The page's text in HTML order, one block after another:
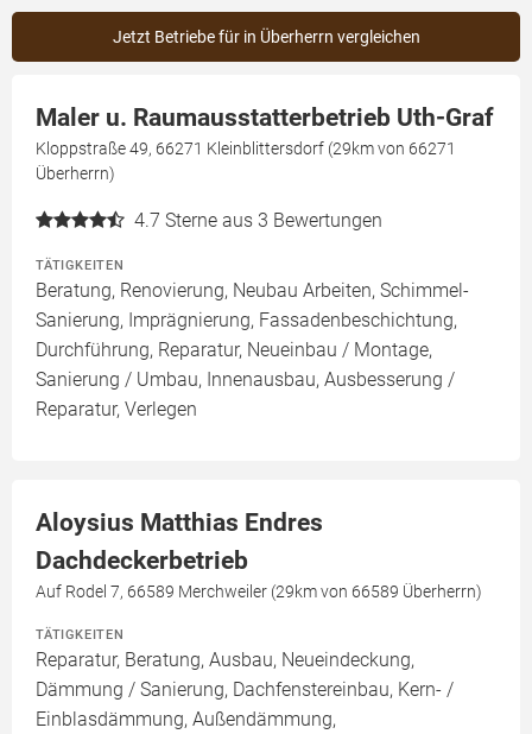
Jetzt Betriebe für in Überherrn vergleichen
Maler u. Raumausstatterbetrieb Uth-Graf
Kloppstraße 49, 66271 Kleinblittersdorf (29km von 66271
Überherrn)
4.7 Sterne aus 3 Bewertungen
TÄTIGKEITEN
Beratung, Renovierung, Neubau Arbeiten, Schimmel-
Sanierung, Imprägnierung, Fassadenbeschichtung,
Durchführung, Reparatur, Neueinbau / Montage,
Sanierung / Umbau, Innenausbau, Ausbesserung /
Reparatur, Verlegen
Aloysius Matthias Endres
Dachdeckerbetrieb
Auf Rodel 7, 66589 Merchweiler (29km von 66589 Überherrn)
TÄTIGKEITEN
Reparatur, Beratung, Ausbau, Neueindeckung,
Dämmung / Sanierung, Dachfenstereinbau, Kern- /
Einblasdämmung, Außendämmung,